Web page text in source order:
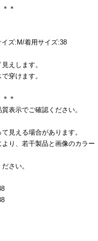
＊
ズ:M/着用サイズ:38
えします。
穿けます。
＊
表示でご確認ください。
見える場合があります。
り、若干製品と画像のカラー
さい。